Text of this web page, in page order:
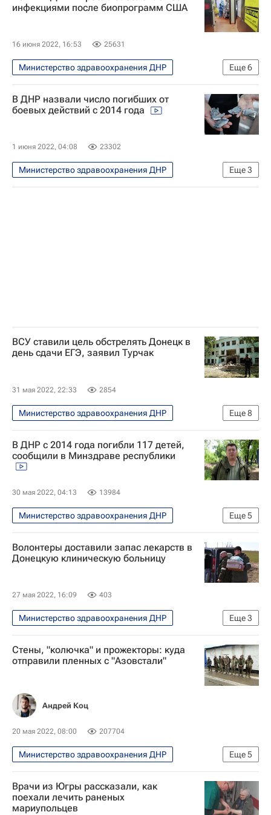
Макеевка Ситуация в ДНР и ЛНР
инфекциями после биопрограмм США
16 июня 2022, 16:53 25631
Еще6
Министерство здравоохранения ДНР
В мире
Донецкая Народная Республика
Министерство обороны США
Войска РХБЗ
В ДНР назвали число погибших от
боевых действий с 2014 года
1 июня 2022, 04:08 23302
Еще3
Министерство здравоохранения ДНР
В мире
Донецк
ВСУ ставили цель обстрелять Донецк в
день сдачи ЕГЭ, заявил Турчак
31 мая 2022, 22:33 2854
Еще8
Министерство здравоохранения ДНР
Евгений Миронов
Донецк
Россия
Единая Россия
Андрей Турчак
Украина
Вооруженные силы Украины
В ДНР с 2014 года погибли 117 детей,
сообщили в Минздраве республики
30 мая 2022, 04:13 13984
Еще5
Министерство здравоохранения ДНР
Специальная военная операция на Украине
В мире
Украина
Мариуполь
Волонтеры доставили запас лекарств в
Донецкую клиническую больницу
27 мая 2022, 16:09 403
Еще3
Министерство здравоохранения ДНР
В мире
Здоровье - Общество
Донецкая Народная Республика
Стены, "колючка" и прожекторы: куда
отправили пленных с "Азовстали"
Андрей Коц
20 мая 2022, 08:00 207704
Еще5
Министерство здравоохранения ДНР
Россия
Безопасность
Донецкая Народная Республика
Донецк
Ситуация в ДНР и ЛНР
Врачи из Югры рассказали, как
поехали лечить раненых
мариупольцев